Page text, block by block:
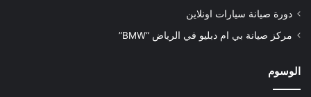
دورة صيانة سيارات اونلاين
مركز صيانة بي ام دبليو في الرياض “BMW”
الوسوم